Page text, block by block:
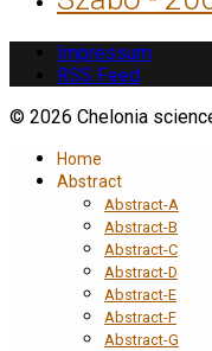
Impressum
RSS Feed
© 2026 Chelonia
Home
Abstract
Abstract-A
Abstract-B
Abstract-C
Abstract-D
Abstract-E
Abstract-F
Abstract-G